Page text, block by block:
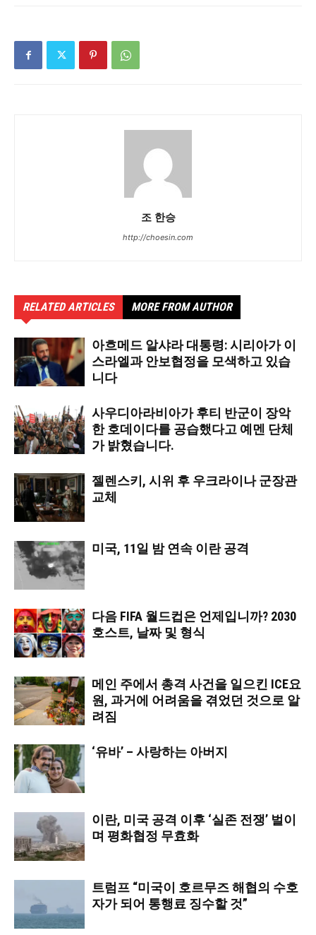
조 한승
http://choesin.com
RELATED ARTICLES MORE FROM AUTHOR
아흐메드 알샤라 대통령: 시리아가 이
스라엘과 안보협정을 모색하고 있습
니다
사우디아라비아가 후티 반군이 장악
한 호데이다를 공습했다고 예멘 단체
가 밝혔습니다.
젤렌스키, 시위 후 우크라이나 군장관
교체
미국, 11일 밤 연속 이란 공격
다음 FIFA 월드컵은 언제입니까? 2030
호스트, 날짜 및 형식
메인 주에서 총격 사건을 일으킨 ICE요
원, 과거에 어려움을 겪었던 것으로 알
려짐
‘유바’ – 사랑하는 아버지
이란, 미국 공격 이후 ‘실존 전쟁’ 벌이
며 평화협정 무효화
트럼프 “미국이 호르무즈 해협의 수호
자가 되어 통행료 징수할 것”